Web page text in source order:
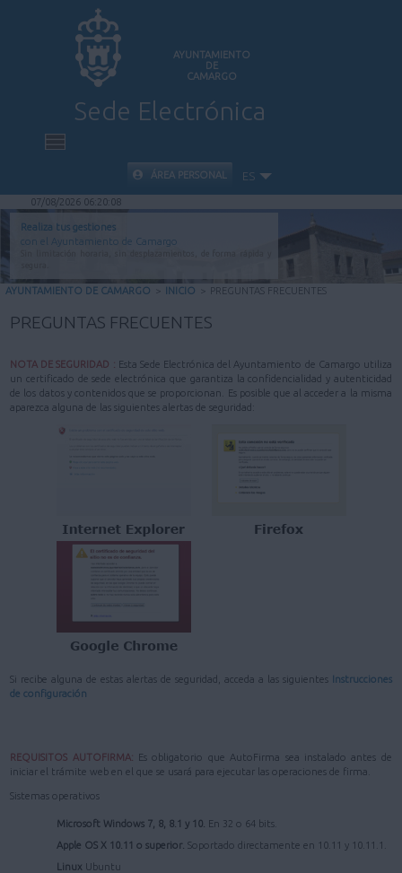
AYUNTAMIENTO
DE
CAMARGO
Sede Electrónica
INICIO
INFORMACIÓN PÚBLICA
CARPETA CIUDADANA
AYUDA
ÁREA PERSONAL ES
07/08/2026 06:20:09
Realiza tus gestiones
con el Ayuntamiento de Camargo
AYUNTAMIENTO DE CAMARGO > INICIO > PREGUNTAS FRECUENTES
PREGUNTAS FRECUENTES
NOTA DE SEGURIDAD :
Esta Sede Electrónica del Ayuntamiento de Camargo utiliza
un certificado de sede electrónica que garantiza la confidencialidad y autenticidad
de los datos y contenidos que se proporcionan. Es posible que al acceder a la misma
aparezca alguna de las siguientes alertas de seguridad:
Si recibe alguna de estas alertas de seguridad, acceda a las siguientes
Instrucciones
de configuración
REQUISITOS AUTOFIRMA:
Es obligatorio que AutoFirma sea instalado antes de
iniciar el trámite web en el que se usará para ejecutar las operaciones de firma.
Sistemas operativos
Microsoft Windows 7, 8, 8.1 y 10. En 32 o 64 bits.
Apple OS X 10.11 o superior. Soportado directamente en 10.11 y 10.11.1.
Linux Ubuntu